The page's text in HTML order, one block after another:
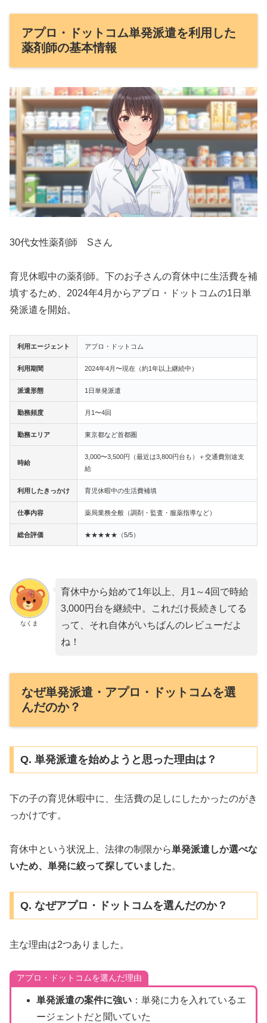
アプロ・ドットコム単発派遣を利用した
薬剤師の基本情報
30代女性薬剤師 Sさん
育児休暇中の薬剤師。下のお子さんの育休中に生活費を補
填するため、2024年4月からアプロ・ドットコムの1日単
発派遣を開始。
利用エージェント アプロ・ドットコム
利用期間 2024年4月〜現在（約1年以上継続中）
派遣形態 1日単発派遣
勤務頻度 月1〜4回
勤務エリア 東京都など首都圏
時給
3,000〜3,500円（最近は3,800円台も）＋交通費別途支
給
利用したきっかけ 育児休暇中の生活費補填
仕事内容 薬局業務全般（調剤・監査・服薬指導など）
総合評価 ★★★★★（5/5）
なくま
育休中から始めて1年以上、月1～4回で時給
3,000円台を継続中。これだけ長続きしてる
って、それ自体がいちばんのレビューだよ
ね！
なぜ単発派遣・アプロ・ドットコムを選
んだのか？
Q. 単発派遣を始めようと思った理由は？
下の子の育児休暇中に、生活費の足しにしたかったのがき
っかけです。
育休中という状況上、法律の制限から単発派遣しか選べな
いため、単発に絞って探していました。
Q. なぜアプロ・ドットコムを選んだのか？
主な理由は2つありました。
アプロ・ドットコムを選んだ理由
単発派遣の案件に強い：単発に力を入れているエ
ージェントだと聞いていた